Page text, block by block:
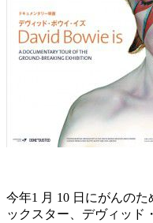
今年1 月 10 日にがんの
ックスター、デヴィッド